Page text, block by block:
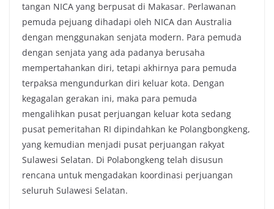
tangan NICA yang berpusat di Makasar. Perlawanan
pemuda pejuang dihadapi oleh NICA dan Australia
dengan menggunakan senjata modern. Para pemuda
dengan senjata yang ada padanya berusaha
mempertahankan diri, tetapi akhirnya para pemuda
terpaksa mengundurkan diri keluar kota. Dengan
kegagalan gerakan ini, maka para pemuda
mengalihkan pusat perjuangan keluar kota sedang
pusat pemeritahan RI dipindahkan ke Polangbongkeng,
yang kemudian menjadi pusat perjuangan rakyat
Sulawesi Selatan. Di Polabongkeng telah disusun
rencana untuk mengadakan koordinasi perjuangan
seluruh Sulawesi Selatan.